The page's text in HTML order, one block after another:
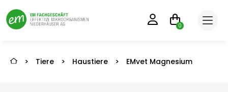
0
> Tiere > Haustiere > EMvet Magnesium